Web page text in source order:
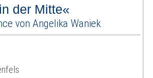
der Mitte«
von Angelika Waniek